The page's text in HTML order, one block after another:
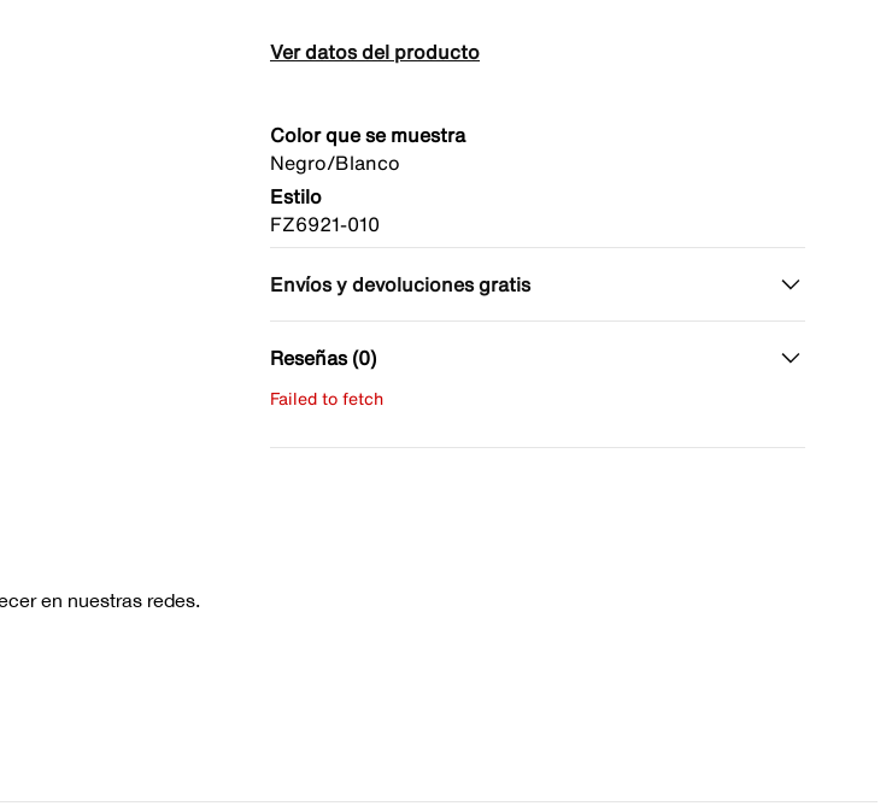
Ver datos del producto
Color que se muestra
Negro/Blanco
Estilo
FZ6921-010
Envíos y devoluciones gratis
Reseñas (0)
Failed to fetch